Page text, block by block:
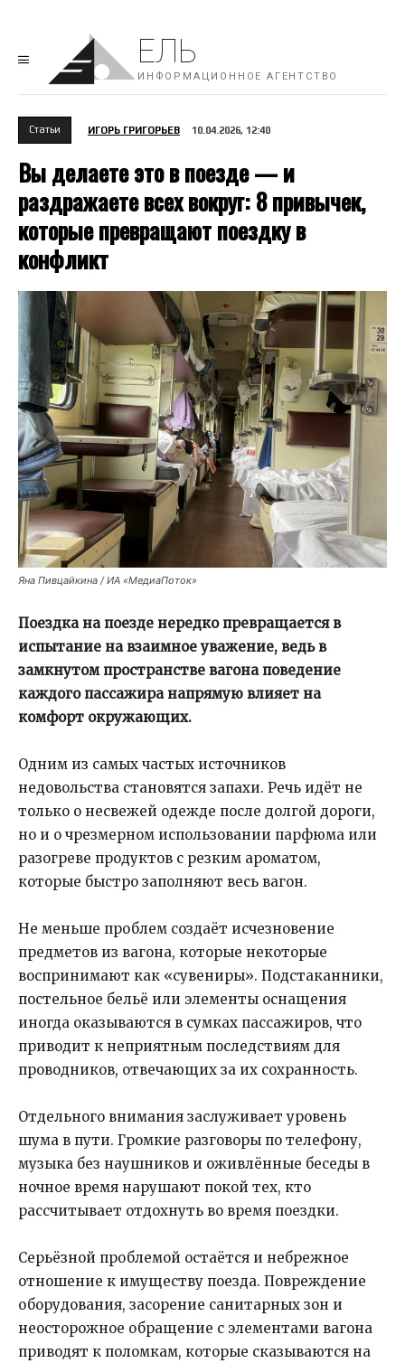
ЕЛЬ
ИНФОРМАЦИОННОЕ АГЕНТСТВО
Cтатьи ИГОРЬ ГРИГОРЬЕВ 10.04.2026, 12:40
Вы делаете это в поезде — и
раздражаете всех вокруг: 8 привычек,
которые превращают поездку в
конфликт
Яна Пивцайкина / ИА «МедиаПоток»
Поездка на поезде нередко превращается в
испытание на взаимное уважение, ведь в
замкнутом пространстве вагона поведение
каждого пассажира напрямую влияет на
комфорт окружающих.
Одним из самых частых источников
недовольства становятся запахи. Речь идёт не
только о несвежей одежде после долгой дороги,
но и о чрезмерном использовании парфюма или
разогреве продуктов с резким ароматом,
которые быстро заполняют весь вагон.
Не меньше проблем создаёт исчезновение
предметов из вагона, которые некоторые
воспринимают как «сувениры». Подстаканники,
постельное бельё или элементы оснащения
иногда оказываются в сумках пассажиров, что
приводит к неприятным последствиям для
проводников, отвечающих за их сохранность.
Отдельного внимания заслуживает уровень
шума в пути. Громкие разговоры по телефону,
музыка без наушников и оживлённые беседы в
ночное время нарушают покой тех, кто
рассчитывает отдохнуть во время поездки.
Серьёзной проблемой остаётся и небрежное
отношение к имуществу поезда. Повреждение
оборудования, засорение санитарных зон и
неосторожное обращение с элементами вагона
приводят к поломкам, которые сказываются на